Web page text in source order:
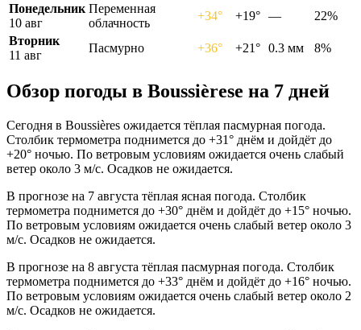
Понедельник
10 авг
Переменная
облачность
+34° +19° —
22%
Вторник
11 авг
Пасмурно +36° +21° 0.3 мм 8%
Обзор погоды в Boussièresе на 7 дней
Сегодня в Boussières ожидается тёплая пасмурная погода.
Столбик термометра поднимется до +31° днём и дойдёт до
+20° ночью. По ветровым условиям ожидается очень слабый
ветер около 3 м/с. Осадков не ожидается.
В прогнозе на 7 августа тёплая ясная погода. Столбик
термометра поднимется до +30° днём и дойдёт до +15° ночью.
По ветровым условиям ожидается очень слабый ветер около 3
м/с. Осадков не ожидается.
В прогнозе на 8 августа тёплая пасмурная погода. Столбик
термометра поднимется до +33° днём и дойдёт до +16° ночью.
По ветровым условиям ожидается очень слабый ветер около 2
м/с. Осадков не ожидается.